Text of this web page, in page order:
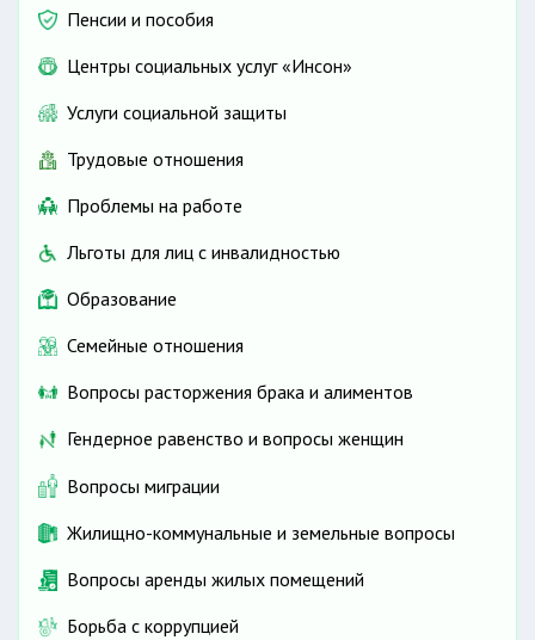
Пенсии и пособия
Центры социальных услуг «Инсон»
Услуги социальной защиты
Трудовые отношения
Проблемы на работе
Льготы для лиц с инвалидностью
Образование
Семейные отношения
Вопросы расторжения брака и алиментов
Гендерное равенство и вопросы женщин
Вопросы миграции
Жилищно-коммунальные и земельные вопросы
Вопросы аренды жилых помещений
Борьба с коррупцией